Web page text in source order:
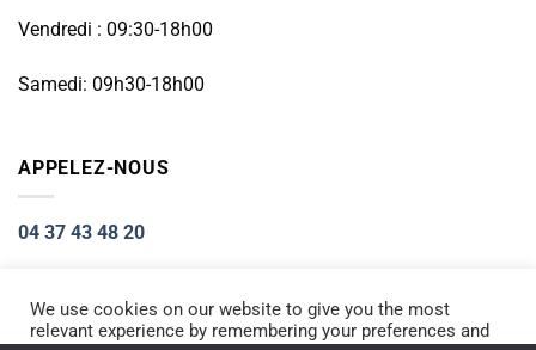
Vendredi : 09:30-18h00
Samedi: 09h30-18h00
APPELEZ-NOUS
04 37 43 48 20
Visa PayPal Stripe MasterCardCash
We use cookies on our website to give you the most
relevant experience by remembering your preferences and